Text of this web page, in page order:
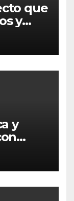
que
y
y
para